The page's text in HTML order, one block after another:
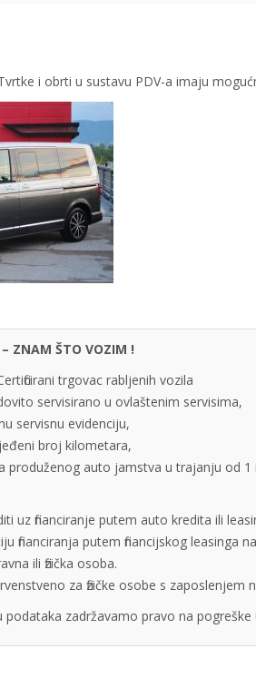
i obrti u sustavu PDV-a imaju
ZNAM ŠTO VOZIM !
trgovac rabljenih vozila
servisirano u ovlaštenim servisima,
servisnu evidenciju,
broj kilometara,
produženog auto jamstva u trajanju od 1
uz financiranje putem auto kredita ili
financiranja putem financijskog leasinga
ili fizička osoba.
za fizičke osobe s zaposlenjem
zadržavamo pravo na